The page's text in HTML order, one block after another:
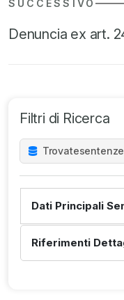
SUCCESSIVO
Denuncia ex art.
Filtri di Ricerca
Trovatesentenze
Dati Principali
Riferimenti